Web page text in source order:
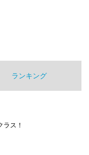
ランキング
ラス！